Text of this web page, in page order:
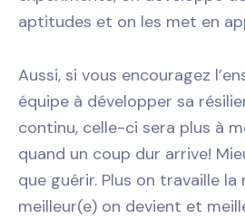
aptitudes et on les met en
Aussi, si vous encouragez
équipe à développer sa
continu, celle-ci sera plus à
quand un coup dur arrive!
que guérir. Plus on travaille la
meilleur(e) on devient et